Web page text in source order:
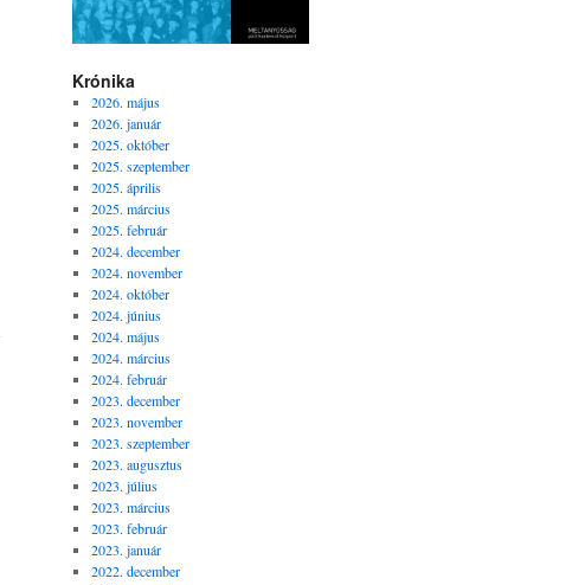
Krónika
2026. május
2026. január
2025. október
2025. szeptember
2025. április
2025. március
2025. február
2024. december
2024. november
2024. október
2024. június
2024. május
2024. március
2024. február
2023. december
2023. november
2023. szeptember
2023. augusztus
2023. július
2023. március
2023. február
2023. január
2022. december